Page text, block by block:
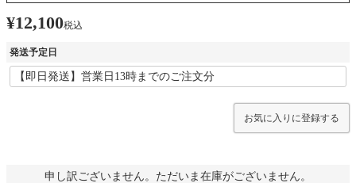
¥12,100税込
発送予定日
お気に入りに登録する
申し訳ございません。ただいま在庫がございません。